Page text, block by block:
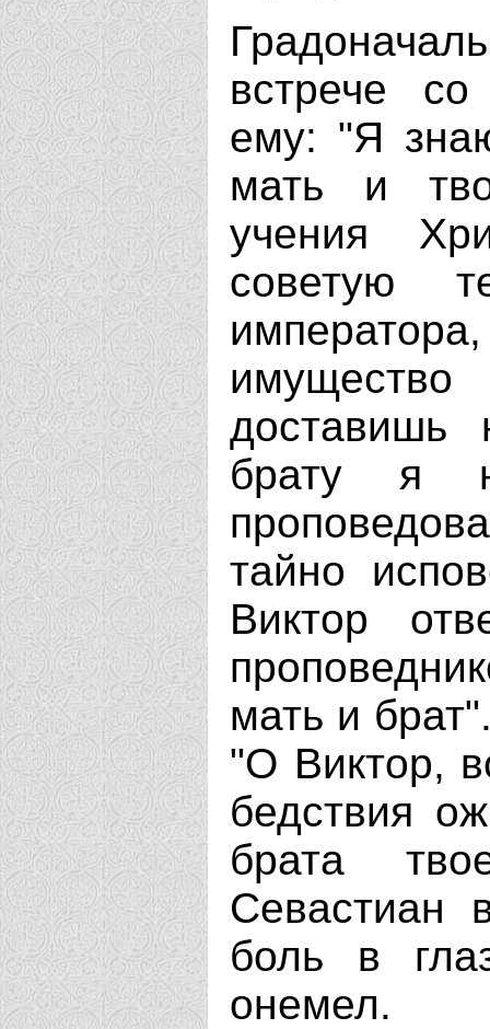
встрече
ему: "Я
мать и
учения
советую
брату я
тайно
Виктор
мать и
"О Виктор,
бедствия
брата
Севастиан
боль в
онемел.